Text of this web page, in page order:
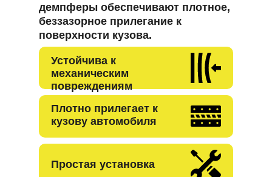
Простая установка
Плотно прилегает к
кузову автомобиля
Устойчива к
механическим
повреждениям
демпферы обеспечивают плотное,
беззазорное прилегание к
поверхности кузова.